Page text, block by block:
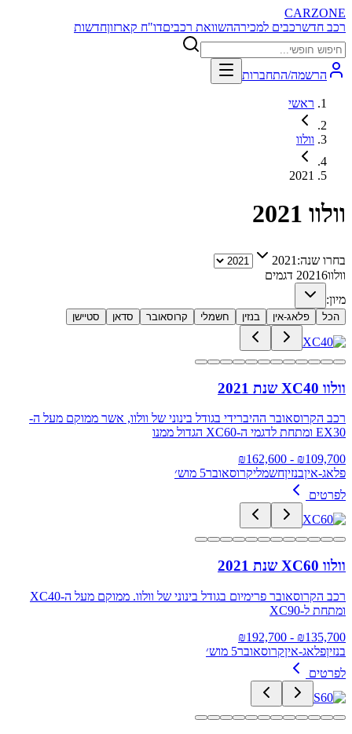
CARZONE
רכב חדשרכבים למכירההשוואת רכביםדו"ח קארזוןחדשות
הרשמה/התחברות
ראשי
וולוו
2021
וולוו 2021
בחרו שנה: 2021
וולוו
20216
דגמים
מיון:
הכל פלאג-אין בנזין חשמלי קרוסאובר סדאן סטיישן
וולוו XC40 שנת 2021
רכב הקרוסאובר ההיברידי בגודל בינוני של וולוו, אשר ממוקם מעל ה-
EX30 ומתחת לדגמי ה-XC60 הגדול ממנו
₪109,700
- ₪
162,600
פלאג-איןבנזיןחשמליקרוסאובר5 מוש׳
לפרטים
וולוו XC60 שנת 2021
רכב הקרוסאובר פרימיום בגודל בינוני של וולוו. ממוקם מעל ה-XC40
ומתחת ל-XC90
₪135,700
- ₪
192,700
בנזיןפלאג-איןקרוסאובר5 מוש׳
לפרטים